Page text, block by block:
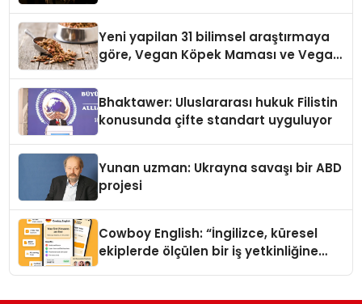
Yeni yapilan 31 bilimsel araştırmaya
göre, Vegan Köpek Maması ve Vegan
Bhaktawer: Uluslararası hukuk Filistin
konusunda çifte standart uyguluyor
Yunan uzman: Ukrayna savaşı bir ABD
projesi
Cowboy English: “İngilizce, küresel
ekiplerde ölçülen bir iş yetkinliğine